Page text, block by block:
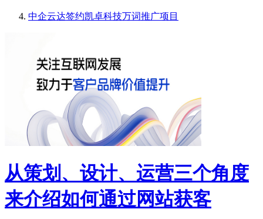
中企云达签约凯卓科技万词推广项目
从策划、设计、运营三个角度
来介绍如何通过网站获客